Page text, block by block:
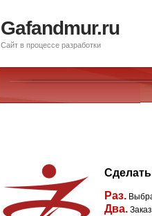
Gafandmur.ru
Сайт в процессе разработки
Сделать
Раз.
Два.